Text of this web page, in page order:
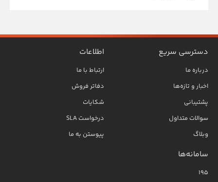
دسترسی سریع
درباره ما
اخبار و تازه‌ها
پشتیبانی
سوالات متداول
وبلاگ
اطلاعات
ارتباط با ما
دفاتر فروش
شکایات
درخواست SLA
پیوستن به ما
سامانه‌ها
۱۹۵